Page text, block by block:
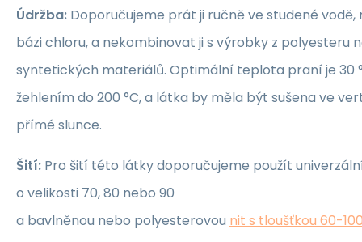
Údržba: Doporučujeme prát ji ručně ve studené
bázi chloru, a nekombinovat ji s výrobky z polyesteru
syntetických materiálů. Optimální teplota praní je 30
žehlením do 200 °C, a látka by měla být sušena ve
přímé slunce.
Šití: Pro šití této látky doporučujeme použít
o velikosti 70, 80 nebo 90
a bavlněnou nebo polyesterovou nit s tloušťkou 60-